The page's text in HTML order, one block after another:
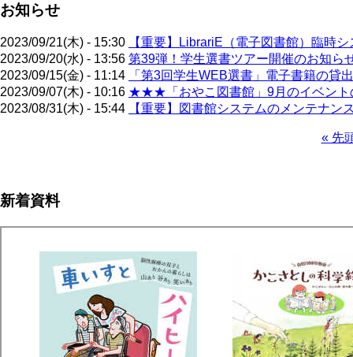
お知らせ
2023/09/21(木) - 15:30
【重要】LibrariE（電子図書館）臨時
2023/09/20(水) - 13:56 第39弾！学生選書ツアー開催のお知ら
2023/09/15(金) - 11:14
「第3回学生WEB選書」電子書籍の貸
2023/09/07(木) - 10:16 ★★★「おやこ図書館」9月のイベン
2023/08/31(木) - 15:44
【重要】図書館システムのメンテナン
送
先
« 先
新着資料